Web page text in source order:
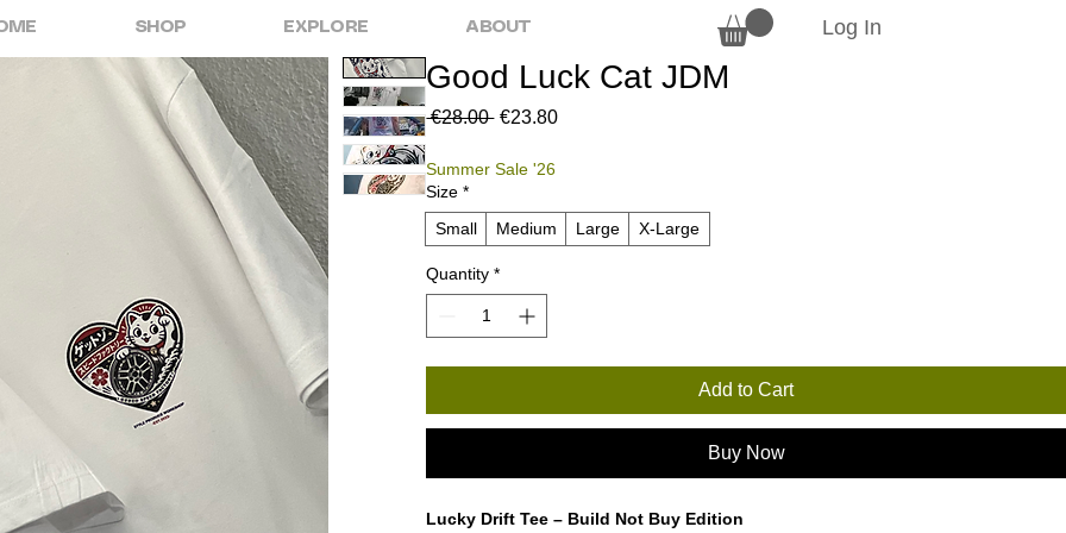
SHOP EXPLORE ABOUT Log In
Good Luck Cat JDM
€28.00 Regular
€23.80Sale
Summer Sale '26
Size *
Small
Medium Large X-Large
Quantity *
Add to Cart
Buy Now
Lucky Drift Tee – Build Not Buy Edition